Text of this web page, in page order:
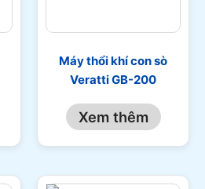
Máy thổi khí con sò
Veratti GB-200
Xem thêm